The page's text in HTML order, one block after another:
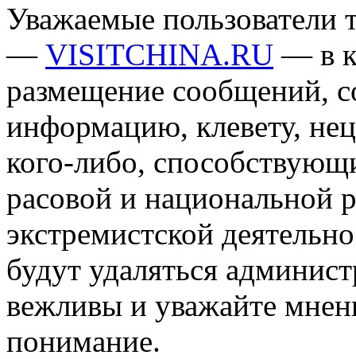
Уважаемые пользователи
— VISITCHINA.RU — в
размещение сообщений,
информацию, клевету,
кого-либо,
расовой и национальной
экстремистской
будут удаляться
вежливы и уважайте
понимание.